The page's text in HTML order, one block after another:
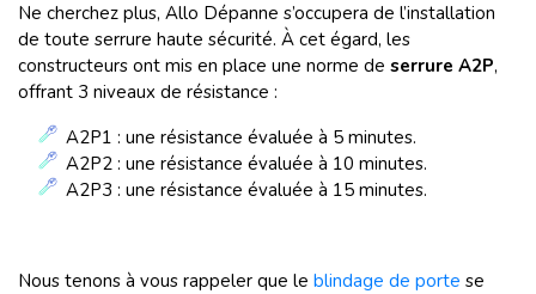
Ne cherchez plus, Allo Dépanne s’occupera de l’installation
de toute serrure haute sécurité. À cet égard, les
constructeurs ont mis en place une norme de serrure A2P,
offrant 3 niveaux de résistance :
A2P1 : une résistance évaluée à 5 minutes.
A2P2 : une résistance évaluée à 10 minutes.
A2P3 : une résistance évaluée à 15 minutes.
Nous tenons à vous rappeler que le blindage de porte se